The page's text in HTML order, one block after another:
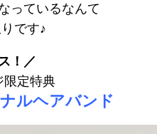
っているなんて
です♪
！／
限定特典
ルヘアバンド